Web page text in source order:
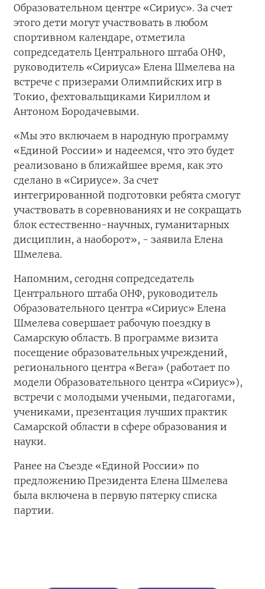
Образовательном центре «Сириус». За счет
этого дети могут участвовать в любом
спортивном календаре, отметила
сопредседатель Центрального штаба ОНФ,
руководитель «Сириуса» Елена Шмелева на
встрече с призерами Олимпийских игр в
Токио, фехтовальщиками Кириллом и
Антоном Бородачевыми.
«Мы это включаем в народную программу
«Единой России» и надеемся, что это будет
реализовано в ближайшее время, как это
сделано в «Сириусе». За счет
интегрированной подготовки ребята смогут
участвовать в соревнованиях и не сокращать
блок естественно-научных, гуманитарных
дисциплин, а наоборот», - заявила Елена
Шмелева.
Напомним, сегодня сопредседатель
Центрального штаба ОНФ, руководитель
Образовательного центра «Сириус» Елена
Шмелева совершает рабочую поездку в
Самарскую область. В программе визита
посещение образовательных учреждений,
регионального центра «Вега» (работает по
модели Образовательного центра «Сириус»),
встречи с молодыми учеными, педагогами,
учениками, презентация лучших практик
Самарской области в сфере образования и
науки.
Ранее на Съезде «Единой России» по
предложению Президента Елена Шмелева
была включена в первую пятерку списка
партии.